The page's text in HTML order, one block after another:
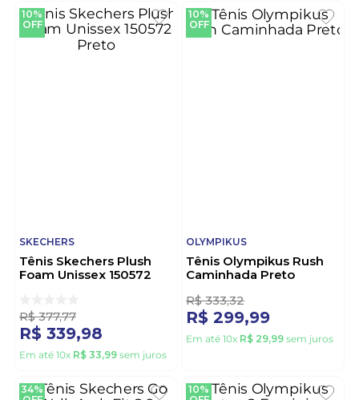
Em até10 xR$ 19,99sem juros Em até10xR$ 19, 99sem juros
SKECHERS
Preto
R$ 339,98
Em até10xR$ 33,99sem juros
OLYMPIKUS
Tênis Olympikus Rush
Caminhada Preto
R$ 333,32
Em até10xR$ 29 99sem juros